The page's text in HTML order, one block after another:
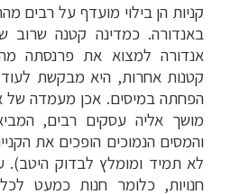
קניות הן בילוי מועדף על רבים
באנדורה. כמדינה קטנה
אנדורה למצוא את פרנסתה
קטנות אחרות, היא מבקשת
הפחתה במיסים. אכן מעמדה
מושך אליה עסקים רבים,
והמסים הנמוכים הופכים את
לא תמיד ומומלץ לבדוק היטב).